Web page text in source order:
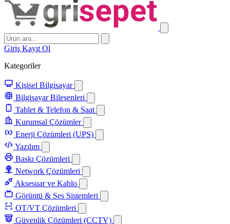
Giriş Kayıt Ol
Kategoriler
Kişisel Bilgisayar
Bilgisayar Bileşenleri
Tablet & Telefon & Saat
Kurumsal Çözümler
Enerji Çözümleri (UPS)
Yazılım
Baskı Çözümleri
Network Çözümleri
Aksesuar ve Kablo
Görüntü & Ses Sistemleri
OT/VT Çözümleri
Güvenlik Çözümleri (CCTV)